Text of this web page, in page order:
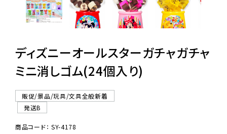
景品・玩具・文具
販促用カプセルトイ
ディズニーオールスターガチャガチャ
ミニ消しゴム(24個入り)
販促/景品/玩具/文具全般新着
発送B
商品コード： SY-4178